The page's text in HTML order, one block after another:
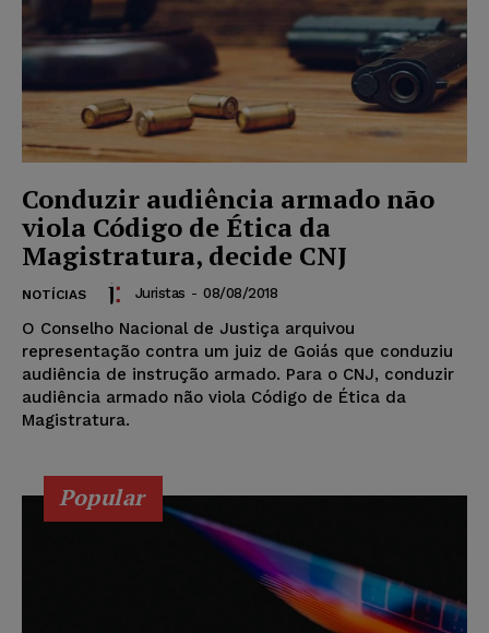
Conduzir audiência armado não
viola Código de Ética da
Magistratura, decide CNJ
NOTÍCIAS Juristas - 08/08/2018
O Conselho Nacional de Justiça arquivou
representação contra um juiz de Goiás que conduziu
audiência de instrução armado. Para o CNJ, conduzir
audiência armado não viola Código de Ética da
Magistratura.
Popular